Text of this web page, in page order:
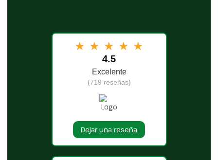
★ ★ ★ ★ ★
4.5
Excelente
(719 reseñas)
Dejar una reseña